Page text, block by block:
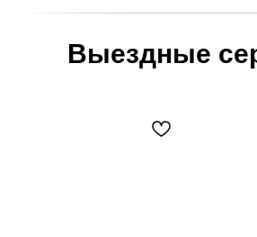
Выездные